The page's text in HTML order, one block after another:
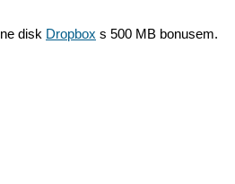
disk Dropbox s 500 MB bonusem.